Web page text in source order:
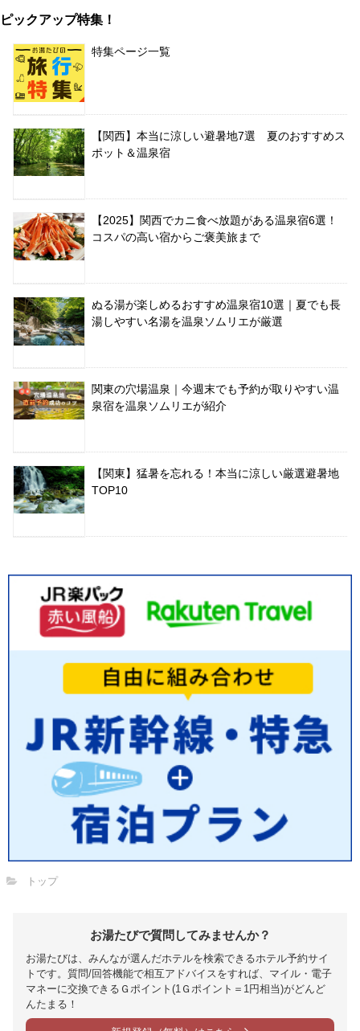
ピックアップ特集！
特集ページ一覧
【関西】本当に涼しい避暑地7選 夏のおすすめス
ポット＆温泉宿
【2025】関西でカニ食べ放題がある温泉宿6選！
コスパの高い宿からご褒美旅まで
ぬる湯が楽しめるおすすめ温泉宿10選｜夏でも長
湯しやすい名湯を温泉ソムリエが厳選
関東の穴場温泉｜今週末でも予約が取りやすい温
泉宿を温泉ソムリエが紹介
【関東】猛暑を忘れる！本当に涼しい厳選避暑地
TOP10
トップ
お湯たびで質問してみませんか？
お湯たびは、みんなが選んだホテルを検索できるホテル予約サイ
トです。質問/回答機能で相互アドバイスをすれば、マイル・電子
マネーに交換できるＧポイント(1Ｇポイント＝1円相当)がどんど
んたまる！